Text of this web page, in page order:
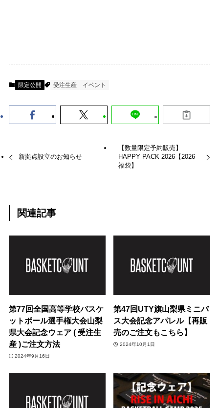
限定公開 受注生産 イベント
新拠点設立のお知らせ
【数量限定予約販売】
HAPPY PACK 2026【2026
福袋】
関連記事
第77回全国高等学校バスケ
ットボール選手権大会山梨
県大会記念ウェア ( 受注生
産 )ご注文方法
2024年9月16日
第47回UTY旗山梨県ミニバ
ス大会記念アパレル【再販
売のご注文もこちら】
2024年10月1日